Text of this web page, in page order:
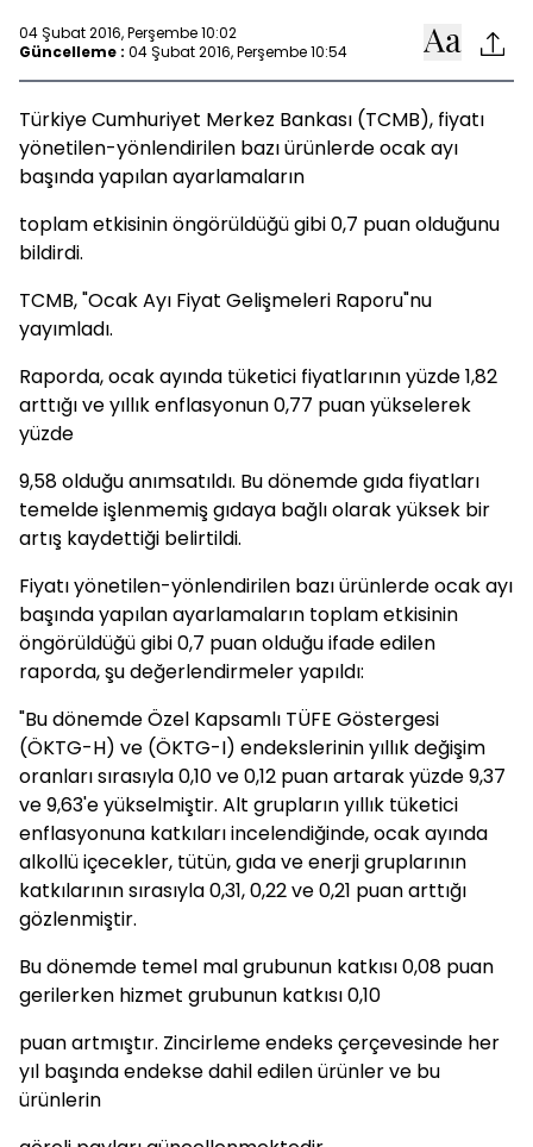
04 Şubat 2016, Perşembe 10:02
Güncelleme : 04 Şubat 2016, Perşembe 10:54
Türkiye Cumhuriyet Merkez Bankası (TCMB), fiyatı
yönetilen-yönlendirilen bazı ürünlerde ocak ayı
başında yapılan ayarlamaların
toplam etkisinin öngörüldüğü gibi 0,7 puan olduğunu
bildirdi.
TCMB, "Ocak Ayı Fiyat Gelişmeleri Raporu"nu
yayımladı.
Raporda, ocak ayında tüketici fiyatlarının yüzde 1,82
arttığı ve yıllık enflasyonun 0,77 puan yükselerek
yüzde
9,58 olduğu anımsatıldı. Bu dönemde gıda fiyatları
temelde işlenmemiş gıdaya bağlı olarak yüksek bir
artış kaydettiği belirtildi.
Fiyatı yönetilen-yönlendirilen bazı ürünlerde ocak ayı
başında yapılan ayarlamaların toplam etkisinin
öngörüldüğü gibi 0,7 puan olduğu ifade edilen
raporda, şu değerlendirmeler yapıldı:
"Bu dönemde Özel Kapsamlı TÜFE Göstergesi
(ÖKTG-H) ve (ÖKTG-I) endekslerinin yıllık değişim
oranları sırasıyla 0,10 ve 0,12 puan artarak yüzde 9,37
ve 9,63'e yükselmiştir. Alt grupların yıllık tüketici
enflasyonuna katkıları incelendiğinde, ocak ayında
alkollü içecekler, tütün, gıda ve enerji gruplarının
katkılarının sırasıyla 0,31, 0,22 ve 0,21 puan arttığı
gözlenmiştir.
Bu dönemde temel mal grubunun katkısı 0,08 puan
gerilerken hizmet grubunun katkısı 0,10
puan artmıştır. Zincirleme endeks çerçevesinde her
yıl başında endekse dahil edilen ürünler ve bu
ürünlerin